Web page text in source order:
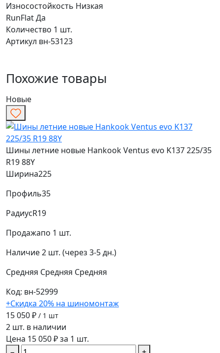
Износостойкость Низкая
RunFlatДа
Количество 1 шт.
Артикул вн-53123
Похожие товары
Новые
Шины летние новые Hankook Ventus evo K137 225/35
R19 88Y
Ширина225
Профиль35
РадиусR19
Продажапо 1 шт.
Наличие2 шт. (через 3-5 дн.)
Средняя Средняя Средняя
Код: вн-52999
+Скидка 20% на шиномонтаж
15 050 ₽ / 1 шт
2 шт. в наличии
Цена 15 050 ₽ за 1 шт.